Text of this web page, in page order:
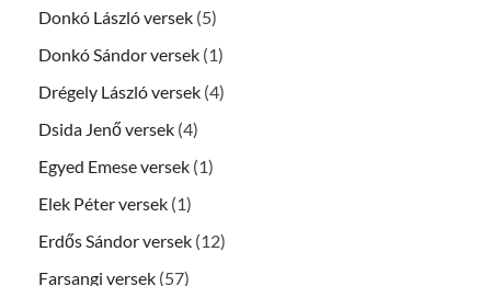
Donkó László versek (5)
Donkó Sándor versek (1)
Drégely László versek (4)
Dsida Jenő versek (4)
Egyed Emese versek (1)
Elek Péter versek (1)
Erdős Sándor versek (12)
Farsangi versek (57)